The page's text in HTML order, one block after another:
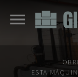
ESTA